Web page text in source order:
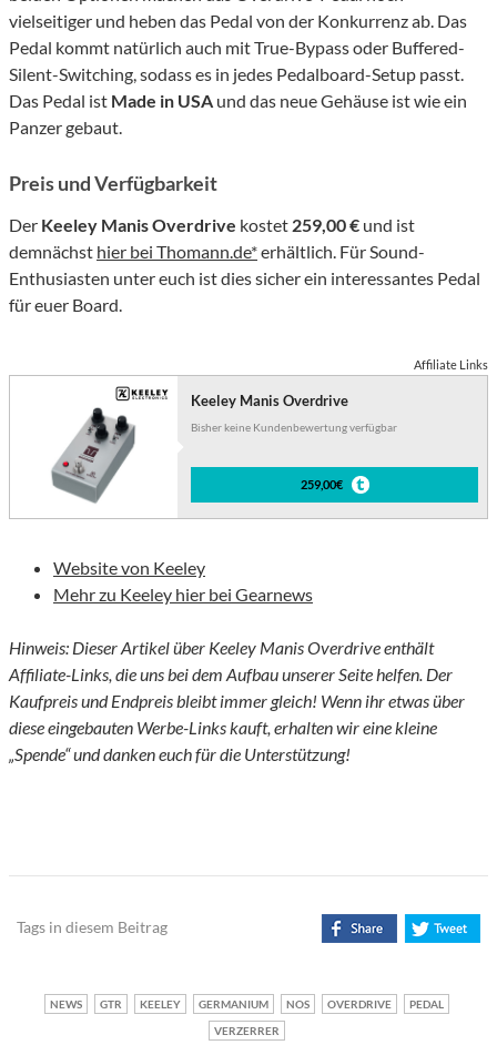
vielseitiger und heben das Pedal von der Konkurrenz ab. Das
Pedal kommt natürlich auch mit True-Bypass oder Buffered-
Silent-Switching, sodass es in jedes Pedalboard-Setup passt.
Das Pedal ist Made in USA und das neue Gehäuse ist wie ein
Panzer gebaut.
Preis und Verfügbarkeit
Der Keeley Manis Overdrive kostet 259,00 € und ist
demnächst hier bei Thomann.de*erhältlich. Für Sound-
Enthusiasten unter euch ist dies sicher ein interessantes Pedal
für euer Board.
Affiliate Links
Keeley Manis Overdrive
Bisher keine Kundenbewertung verfügbar
259,00€
Website von Keeley
Mehr zu Keeley hier bei Gearnews
Hinweis: Dieser Artikel über Keeley Manis Overdrive enthält
Affiliate-Links, die uns bei dem Aufbau unserer Seite helfen. Der
Kaufpreis und Endpreis bleibt immer gleich! Wenn ihr etwas über
diese eingebauten Werbe-Links kauft, erhalten wir eine kleine
„Spende“ und danken euch für die Unterstützung!
Tags in diesem Beitrag
NEWS GTR KEELEY GERMANIUM NOS OVERDRIVE
PEDAL
VERZERRER